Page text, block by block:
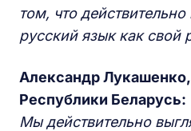
том, что
русский язык как свой
Александр
Республики Беларусь:
Мы действительно